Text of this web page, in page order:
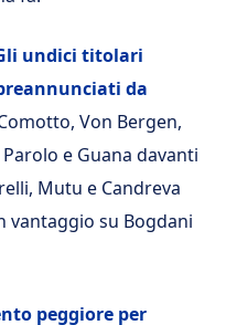
undici titolari
da
Von Bergen,
e Guana davanti
Mutu e Candreva
vantaggio su Bogdani
peggiore per